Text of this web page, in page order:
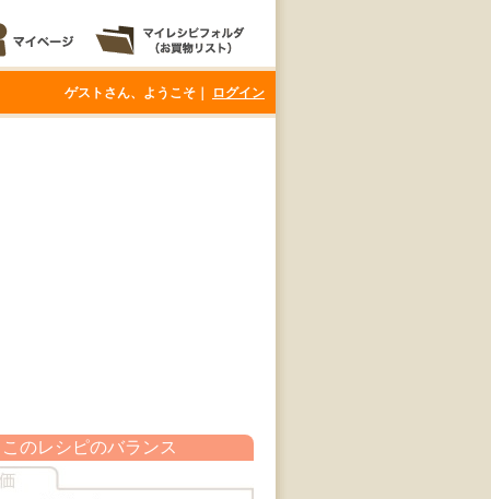
ゲストさん、ようこそ｜ ログイン
このレシピのバランス